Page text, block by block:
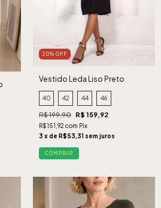
20% OFF
Vestido Leda Liso Preto
40 42 44 46
R$ 199,90 R$ 159,92
R$151,92 com Pix
3 x de R$53,31 sem juros
COMPRAR